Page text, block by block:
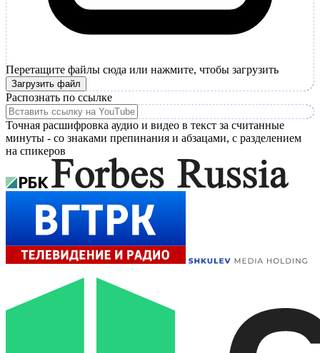
Перетащите файлы сюда или нажмите, чтобы загрузить
Загрузить файл
Распознать по ссылке
Точная расшифровка аудио и видео в текст за считанные
минуты - со знаками препинания и абзацами, с разделением
на спикеров